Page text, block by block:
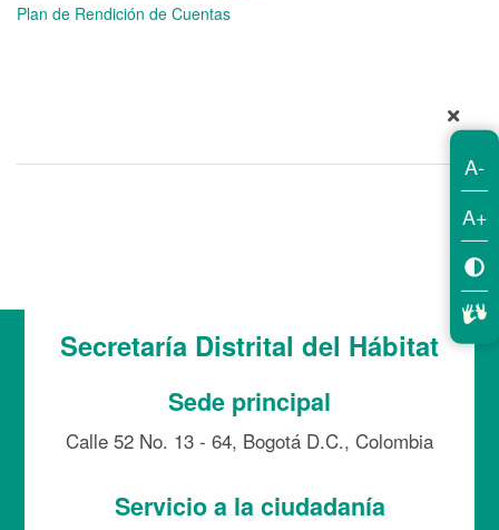
Plan de Rendición de Cuentas
Secretaría Distrital del Hábitat
Sede principal
Calle 52 No. 13 - 64, Bogotá D.C., Colombia
Servicio a la ciudadanía
A-
A+